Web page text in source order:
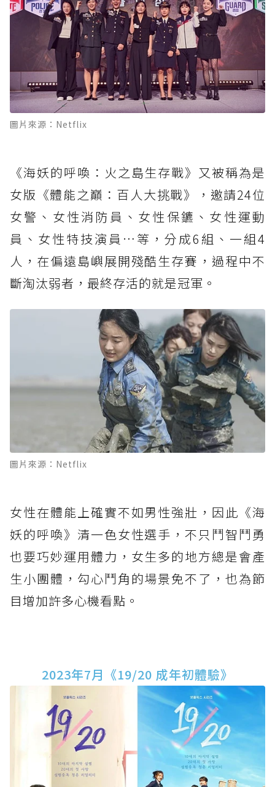
圖片來源：Netflix
《海妖的呼喚：火之島生存戰》又被稱為是
女版《體能之巔：百人大挑戰》，邀請24位
女警、女性消防員、女性保鑣、女性運動
員、女性特技演員…等，分成6組、一組4
人，在偏遠島嶼展開殘酷生存賽，過程中不
斷淘汰弱者，最終存活的就是冠軍。
圖片來源：Netflix
女性在體能上確實不如男性強壯，因此《海
妖的呼喚》清一色女性選手，不只鬥智鬥勇
也要巧妙運用體力，女生多的地方總是會產
生小團體，勾心鬥角的場景免不了，也為節
目增加許多心機看點。
2023年7月《19/20 成年初體驗》